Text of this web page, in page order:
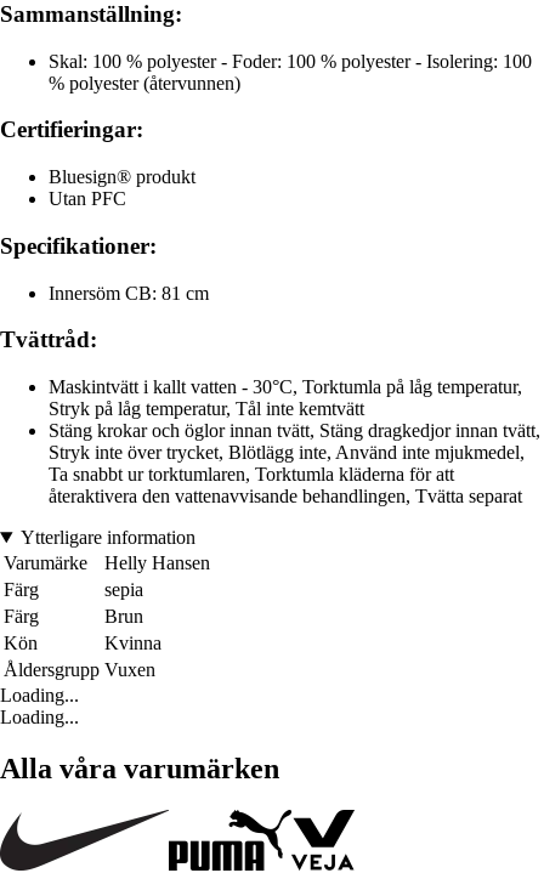
Sammanställning:
Skal: 100 % polyester - Foder: 100 % polyester - Isolering: 100
% polyester (återvunnen)
Certifieringar:
Bluesign® produkt
Utan PFC
Specifikationer:
Innersöm CB: 81 cm
Tvättråd:
Maskintvätt i kallt vatten - 30°C, Torktumla på låg temperatur,
Stryk på låg temperatur, Tål inte kemtvätt
Stäng krokar och öglor innan tvätt, Stäng dragkedjor innan tvätt,
Stryk inte över trycket, Blötlägg inte, Använd inte mjukmedel,
Ta snabbt ur torktumlaren, Torktumla kläderna för att
återaktivera den vattenavvisande behandlingen, Tvätta separat
Ytterligare information
Varumärke
Helly Hansen
Färg
sepia
Färg
Brun
Kön
Kvinna
Åldersgrupp Vuxen
Loading...
Loading...
Alla våra varumärken